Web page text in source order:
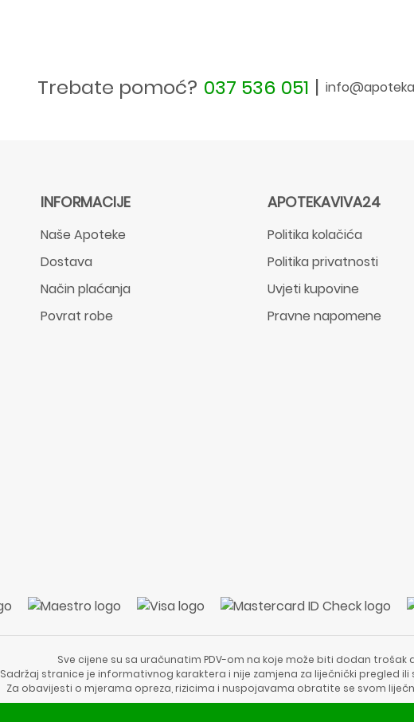
Trebate pomoć? 037 536 051 |
INFORMACIJE
Naše Apoteke
Dostava
Način plaćanja
Povrat robe
APOTEKAVIVA24
Politika kolačića
Politika privatnosti
Uvjeti kupovine
Pravne napomene
Sve cijene su sa uračunatim PDV-om na koje može biti dodan trošak
Sadržaj stranice je informativnog karaktera i nije zamjena za liječnički pregled
Za obavijesti o mjerama opreza, rizicima i nuspojavama obratite se svom